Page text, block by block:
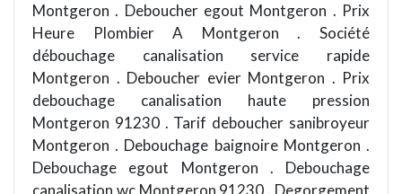
Montgeron . Deboucher egout Montgeron . Prix
Heure Plombier A Montgeron . Société
débouchage canalisation service rapide
Montgeron . Deboucher evier Montgeron . Prix
debouchage canalisation haute pression
Montgeron 91230 . Tarif deboucher sanibroyeur
Montgeron . Debouchage baignoire Montgeron .
Debouchage egout Montgeron . Debouchage
canalisation wc Montgeron 91230 . Degorgement